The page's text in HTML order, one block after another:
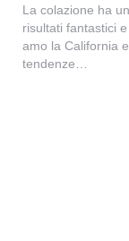
La colazione ha
risultati fantastici
amo la California
tendenze…